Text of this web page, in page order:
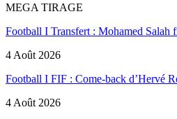
MEGA TIRAGE
Football I Transfert : Mohamed Salah
4 Août 2026
Football I FIF : Come-back d’Hervé
4 Août 2026